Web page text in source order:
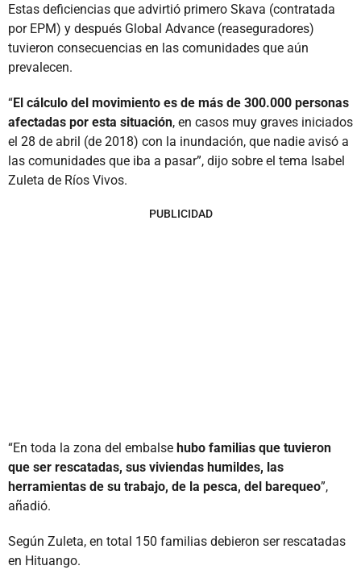
Estas deficiencias que advirtió primero Skava (contratada
por EPM) y después Global Advance (reaseguradores)
tuvieron consecuencias en las comunidades que aún
prevalecen.
“El cálculo del movimiento es de más de 300.000 personas
afectadas por esta situación, en casos muy graves iniciados
el 28 de abril (de 2018) con la inundación, que nadie avisó a
las comunidades que iba a pasar”, dijo sobre el tema Isabel
Zuleta de Ríos Vivos.
PUBLICIDAD
“En toda la zona del embalse hubo familias que tuvieron
que ser rescatadas, sus viviendas humildes, las
herramientas de su trabajo, de la pesca, del barequeo”,
añadió.
Según Zuleta, en total 150 familias debieron ser rescatadas
en Hituango.